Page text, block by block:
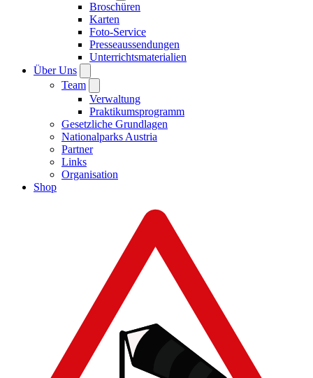
Broschüren
Karten
Foto-Service
Presseaussendungen
Unterrichtsmaterialien
Über Uns
Team
Verwaltung
Praktikumsprogramm
Gesetzliche Grundlagen
Nationalparks Austria
Partner
Links
Organisation
Shop